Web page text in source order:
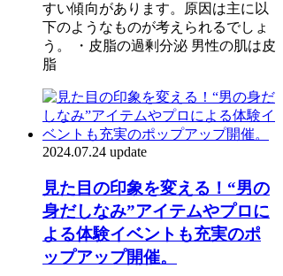
すい傾向があります。原因は主に以
下のようなものが考えられるでしょ
う。 ・皮脂の過剰分泌 男性の肌は皮
脂
2024.07.24 update
見た目の印象を変える！“男の
身だしなみ”アイテムやプロに
よる体験イベントも充実のポ
ップアップ開催。